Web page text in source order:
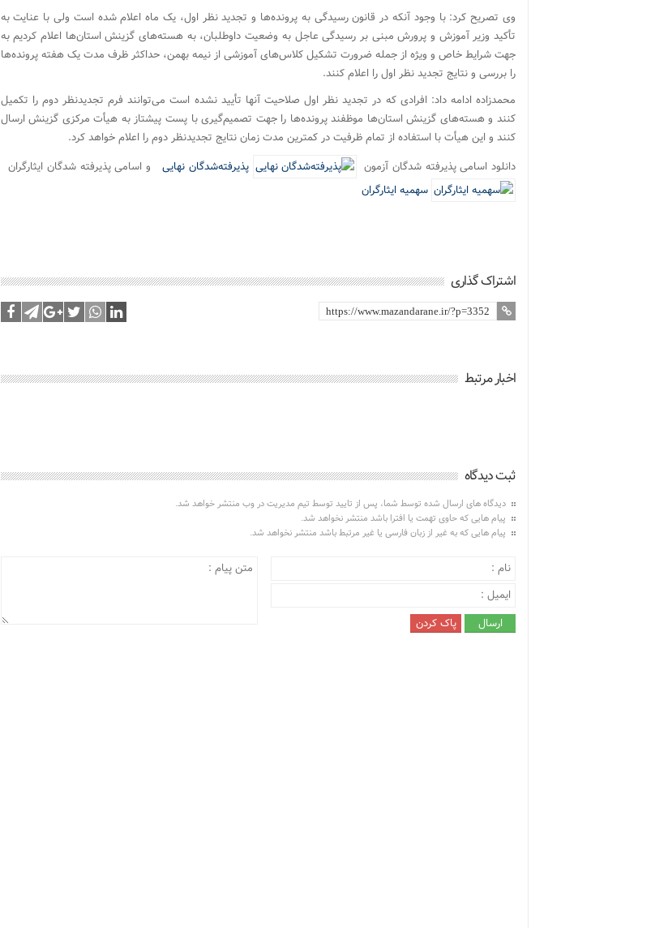
وی تصریح کرد: با وجود آنکه در قانون رسیدگی به پرونده‌ها و تجدید نظر اول، یک ماه اعلام شده است ولی با عنایت به
تأکید وزیر آموزش و پرورش مبنی بر رسیدگی عاجل به وضعیت داوطلبان، به هسته‌های گزینش استان‌ها اعلام کردیم به
جهت شرایط خاص و ویژه از جمله ضرورت تشکیل کلاس‌های آموزشی از نیمه بهمن، حداکثر ظرف مدت یک هفته پرونده‌ها
را بررسی و نتایج تجدید نظر اول را اعلام کنند.
محمدزاده ادامه داد: افرادی که در تجدید نظر اول صلاحیت آنها تأیید نشده است می‌توانند فرم تجدیدنظر دوم را تکمیل
کنند و هسته‌های گزینش استان‌ها موظفند پرونده‌ها را جهت تصمیم‌گیری با پست پیشتاز به هیأت مرکزی گزینش ارسال
کنند و این هیأت با استفاده از تمام ظرفیت در کمترین مدت زمان نتایج تجدیدنظر دوم را اعلام خواهد کرد.
دانلود اسامی پذیرفته شدگان آزمون
پذیرفته‌شدگان نهایی
و اسامی پذیرفته شدگان ایثارگران
سهمیه ایثارگران
اشتراک گذاری
اخبار مرتبط
ثبت دیدگاه
دیدگاه های ارسال شده توسط شما، پس از تایید توسط تیم مدیریت در وب منتشر خواهد شد.
پیام هایی که حاوی تهمت یا افترا باشد منتشر نخواهد شد.
پیام هایی که به غیر از زبان فارسی یا غیر مرتبط باشد منتشر نخواهد شد.